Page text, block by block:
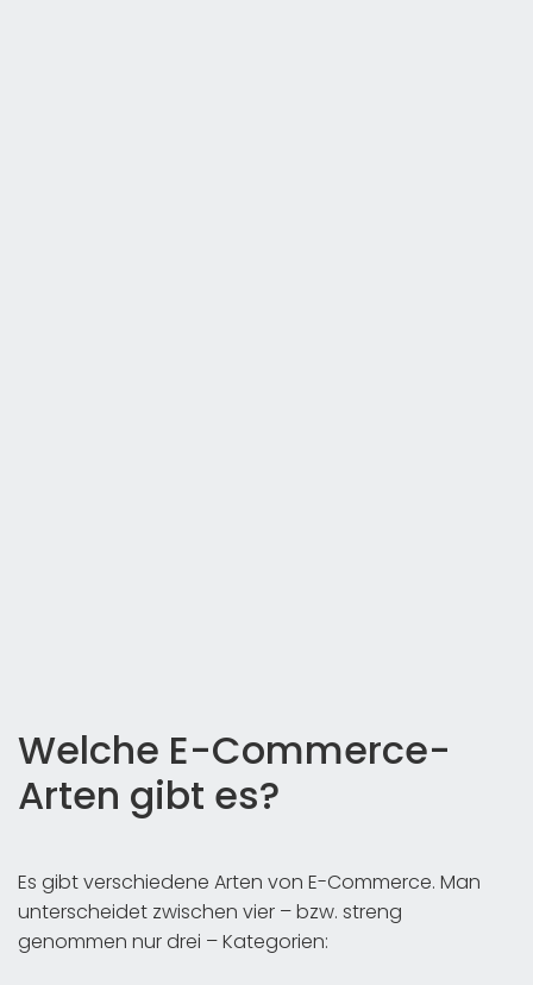
Welche E-Commerce-
Arten gibt es?
Es gibt verschiedene Arten von E-Commerce. Man
unterscheidet zwischen vier – bzw. streng
genommen nur drei – Kategorien: